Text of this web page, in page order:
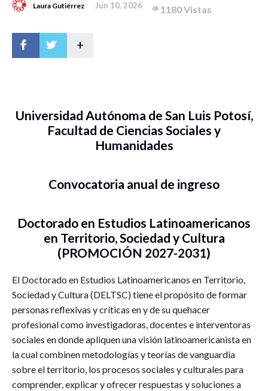
Laura Gutiérrez Jun 10, 2026 1180 Vistas
+
Universidad Autónoma de San Luis Potosí,
Facultad de Ciencias Sociales y
Humanidades
Convocatoria anual de ingreso
Doctorado en Estudios Latinoamericanos
en Territorio, Sociedad y Cultura
(PROMOCIÓN 2027-2031)
El Doctorado en Estudios Latinoamericanos en Territorio,
Sociedad y Cultura (DELTSC) tiene el propósito de formar
personas reflexivas y críticas en y de su quehacer
profesional como investigadoras, docentes e interventoras
sociales en donde apliquen una visión latinoamericanista en
la cual combinen metodologías y teorías de vanguardia
sobre el territorio, los procesos sociales y culturales para
comprender, explicar y ofrecer respuestas y soluciones a